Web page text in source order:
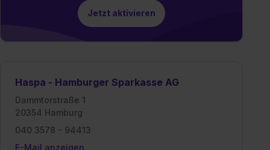
Jetzt aktivieren
Haspa - Hamburger Sparkasse AG
Dammtorstraße 1
20354 Hamburg
040 3578 - 94413
E-Mail anzeigen